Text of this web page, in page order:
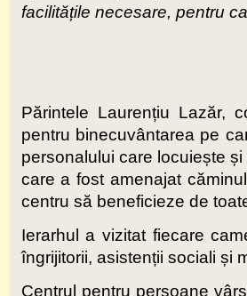
facilitățile necesare, pentru
Părintele Laurențiu Lazăr,
pentru binecuvântarea pe
personalului care locuiește
care a fost amenajat
centru să beneficieze de
Ierarhul a vizitat fiecare
îngrijitorii, asistenții sociali și
Centrul pentru persoane